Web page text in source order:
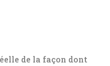
de la façon dont